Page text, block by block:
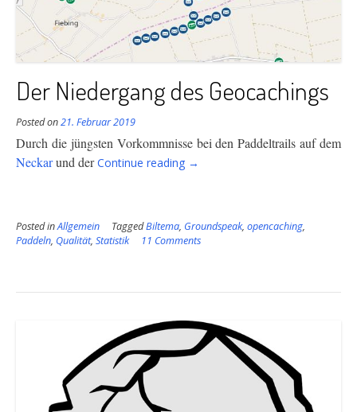
Der Niedergang des Geocachings
Posted on21. Februar 2019
Durch die jüngsten Vorkommnisse bei den Paddeltrails auf dem
Neckarund der Continue reading
“Der
→
Posted inAllgemein TaggedBiltema, Groundspeak, opencaching,
Paddeln, Qualität, Statistik 11 Comments